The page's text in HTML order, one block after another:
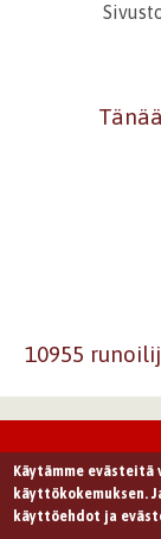
10955
Käytämme evästeitä
käyttökokemuksen.
käyttöehdot ja